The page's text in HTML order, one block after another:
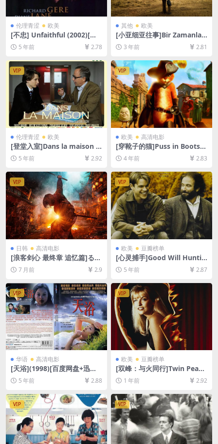
伦理青涩 欧美
[不忠] Unfaithful (2002)[百
度网盘+迅雷云盘资源1080P
超清未删减][MP4/7.1GB][中
英字幕]【视频文件+防和谐压
缩包（含解压密码）】
5 年前 2.78
其他 欧美
[小亚细亚往事]Bir Zamanlar
Anadolu’da (2011)[百度网盘
+夸克网盘1080P超清未删减
资源][网盘在线播放/下载][MP
4/10GB][中文字幕]
3 年前 2.81
VIP
伦理青涩 欧美
[登堂入室]Dans la maison (2
012)[百度网盘+迅雷云盘资源
1080P超清未删减][MP4/6.6G
B][中法字幕]
5 年前 2.92
VIP
欧美 高清电影
[穿靴子的猫]Puss in Boots
(2011)[百度网盘+迅雷云盘资
源1080P超清未删减][MP4/5
GB][中英字幕]
4 年前 2.83
VIP
日韩 高清电影
[浪客剑心 最终章 追忆篇]るろ
うに剣心 最終章 The Beginni
ng (2021)[百度网盘+夸克网
盘在线播放/下载][MP4/9GB]
[中文字幕]
7 月前 2.9
VIP
欧美 豆瓣榜单
[心灵捕手]Good Will Huntin
g (1997)[百度网盘+迅雷云盘
资源1080P超清未删减][MP4/
5 年前 2.87
VIP
华语 高清电影
[天浴](1998)[百度网盘+迅雷
云盘资源高清未删减][MP4/5.
1GB][中文字幕]【视频文件
+防和谐压缩包（含解压密
码）】
5 年前 2.88
VIP
欧美 豆瓣榜单
[双峰：与火同行]Twin Peak
s: Fire Walk with Me (1992)
[百度网盘+夸克网盘1080P超
清未删减资源][网盘在线播放/
下载][MP4/9.7GB][中英字幕]
1 年前 2.92
VIP VIP